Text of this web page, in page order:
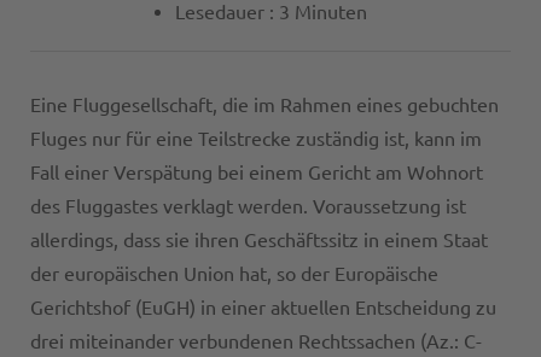
Lesedauer : 3 Minuten
Eine Fluggesellschaft, die im Rahmen eines gebuchten
Fluges nur für eine Teilstrecke zuständig ist, kann im
Fall einer Verspätung bei einem Gericht am Wohnort
des Fluggastes verklagt werden. Voraussetzung ist
allerdings, dass sie ihren Geschäftssitz in einem Staat
der europäischen Union hat, so der Europäische
Gerichtshof (EuGH) in einer aktuellen Entscheidung zu
drei miteinander verbundenen Rechtssachen (Az.: C-